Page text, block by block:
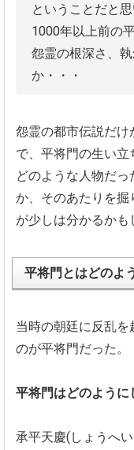
ということだと
1000年以上前の
怨霊の根深さ、
か・・・
怨霊の都市伝説だ
で、平将門の生い立
どのような人物だ
か、そのあたりを
が少しは分かるかも
平将門とはどのよ
当時の朝廷に反乱
のが平将門だった。
平将門はどのように
承平天慶(しょうへ